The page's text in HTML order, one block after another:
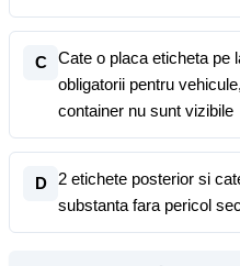
C
Cate o placa eticheta pe
obligatorii pentru
container nu sunt vizibile
D
2 etichete posterior si
substanta fara pericol